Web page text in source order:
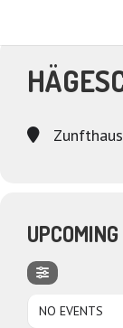
NO EVENTS